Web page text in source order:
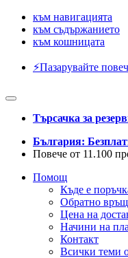
към навигацията
към съдържанието
към кошницата
⚡️Пазарувайте
Търсачка за
България:
Повече от 11.100
Помощ
Къде е
Обратно
Цена на
Начини на
Контакт
Всички теми